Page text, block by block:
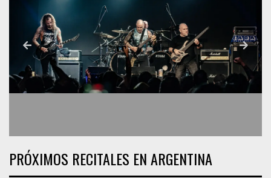
PRÓXIMOS RECITALES EN ARGENTINA